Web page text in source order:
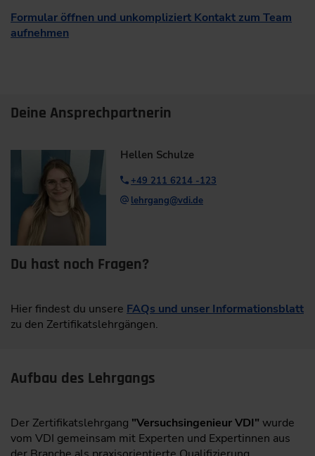
Formular öffnen und unkompliziert Kontakt zum Team
aufnehmen
Deine Ansprechpartnerin
Hellen Schulze
+49 211 6214 -123
lehrgang@vdi.de
Du hast noch Fragen?
Hier findest du unsere FAQs und unser Informationsblatt
zu den Zertifikatslehrgängen.
Aufbau des Lehrgangs
Der Zertifikatslehrgang "Versuchsingenieur VDI" wurde
vom VDI gemeinsam mit Experten und Expertinnen aus